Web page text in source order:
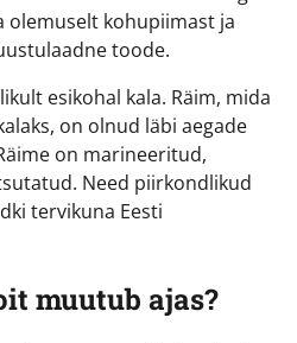
olemuselt kohupiimast ja
toode.
esikohal kala. Räim, mida
on olnud läbi aegade
on marineeritud,
Need piirkondlikud
tervikuna Eesti
muutub ajas?